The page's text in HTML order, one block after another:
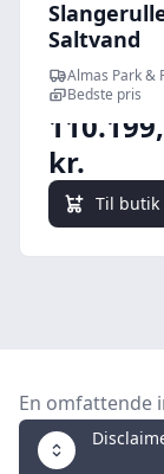
Saltvand
Almas Park &
Bedste pris
kr.
Til butik
En omfattende